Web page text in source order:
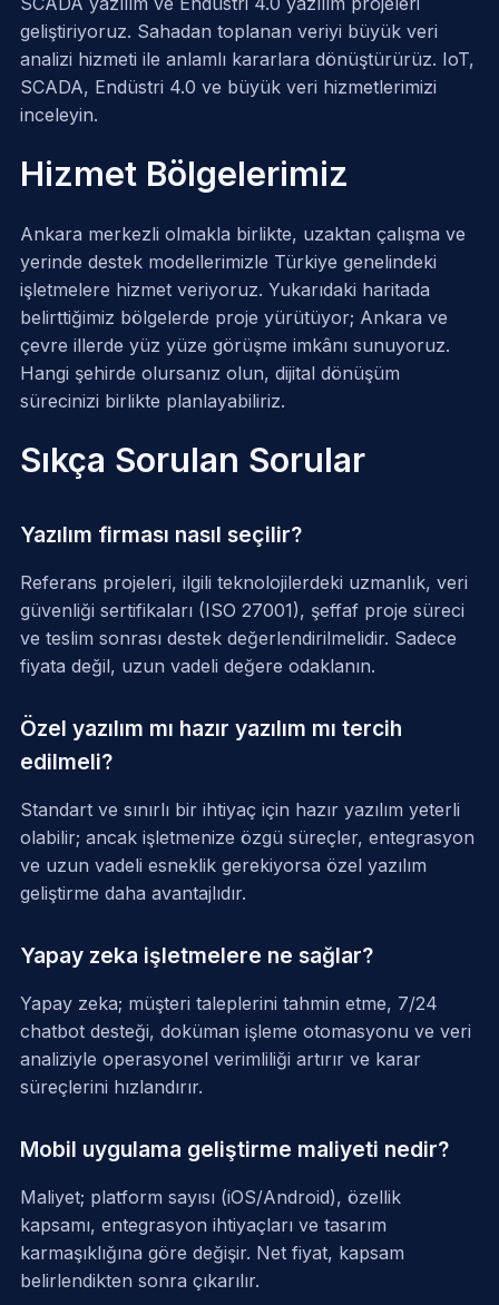
geliştiriyoruz. Sahadan toplanan veriyi büyük veri
analizi hizmeti ile anlamlı kararlara dönüştürürüz. IoT,
SCADA, Endüstri 4.0 ve büyük veri hizmetlerimizi
inceleyin.
Hizmet Bölgelerimiz
Ankara merkezli olmakla birlikte, uzaktan çalışma ve
yerinde destek modellerimizle Türkiye genelindeki
işletmelere hizmet veriyoruz. Yukarıdaki haritada
belirttiğimiz bölgelerde proje yürütüyor; Ankara ve
çevre illerde yüz yüze görüşme imkânı sunuyoruz.
Hangi şehirde olursanız olun, dijital dönüşüm
sürecinizi birlikte planlayabiliriz.
Sıkça Sorulan Sorular
Yazılım firması nasıl seçilir?
Referans projeleri, ilgili teknolojilerdeki uzmanlık, veri
güvenliği sertifikaları (ISO 27001), şeffaf proje süreci
ve teslim sonrası destek değerlendirilmelidir. Sadece
fiyata değil, uzun vadeli değere odaklanın.
Özel yazılım mı hazır yazılım mı tercih
edilmeli?
Standart ve sınırlı bir ihtiyaç için hazır yazılım yeterli
olabilir; ancak işletmenize özgü süreçler, entegrasyon
ve uzun vadeli esneklik gerekiyorsa özel yazılım
geliştirme daha avantajlıdır.
Yapay zeka işletmelere ne sağlar?
Yapay zeka; müşteri taleplerini tahmin etme, 7/24
chatbot desteği, doküman işleme otomasyonu ve veri
analiziyle operasyonel verimliliği artırır ve karar
süreçlerini hızlandırır.
Mobil uygulama geliştirme maliyeti nedir?
Maliyet; platform sayısı (iOS/Android), özellik
kapsamı, entegrasyon ihtiyaçları ve tasarım
karmaşıklığına göre değişir. Net fiyat, kapsam
belirlendikten sonra çıkarılır.